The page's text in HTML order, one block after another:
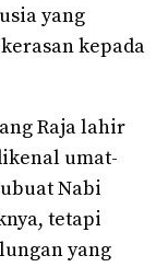
yang
kepada
Raja lahir
umat-
Nabi
tetapi
yang